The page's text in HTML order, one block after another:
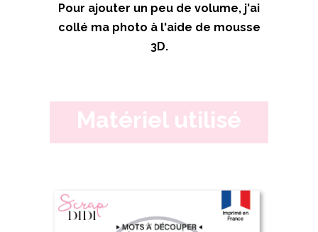
Pour ajouter un peu de volume, j'ai
collé ma photo à l'aide de mousse
3D.
Matériel utilisé